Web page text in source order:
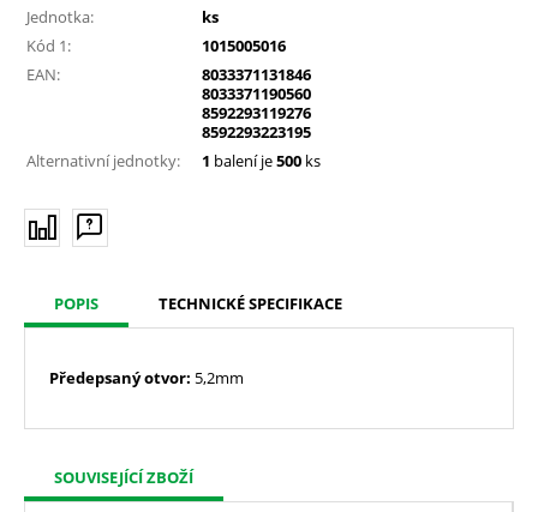
Jednotka:
ks
Kód 1:
1015005016
EAN:
8033371131846
8033371190560
8592293119276
8592293223195
Alternativní jednotky:
1 balení je500 ks
POPIS TECHNICKÉ SPECIFIKACE
Předepsaný otvor: 5,2mm
SOUVISEJÍCÍ ZBOŽÍ